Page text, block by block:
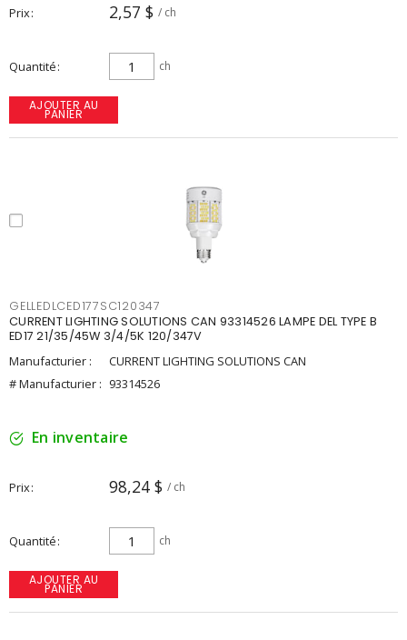
Prix 2,57 $ / ch
Quantité ch
AJOUTER AU
PANIER
GELLEDLCED177SC120347
CURRENT LIGHTING SOLUTIONS CAN 93314526 LAMPE DEL TYPE B
ED17 21/35/45W 3/4/5K 120/347V
Manufacturier :
CURRENT LIGHTING SOLUTIONS CAN
# Manufacturier : 93314526
En inventaire
Prix 98,24 $ / ch
Quantité ch
AJOUTER AU
PANIER